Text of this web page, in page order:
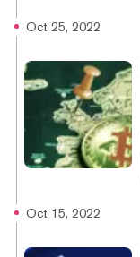
Oct 25, 2022
Oct 15, 2022